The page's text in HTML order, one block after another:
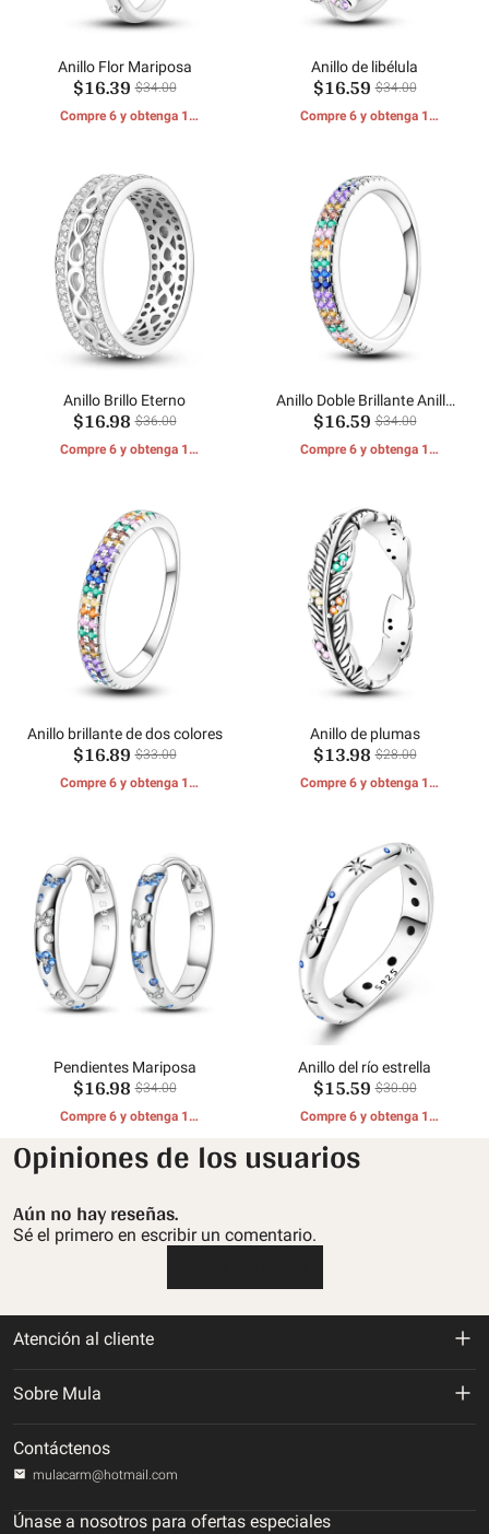
Anillo Flor Mariposa
$16.39 $34.00
Compre 6 y obtenga 1
Anillo de libélula
$16.59 $34.00
Compre 6 y obtenga 1
Anillo Brillo Eterno
$16.98 $36.00
Compre 6 y obtenga 1
Anillo Doble Brillante Anillo
Colorido
$16.59 $34.00
Compre 6 y obtenga 1
Anillo brillante de dos colores
$16.89 $33.00
Compre 6 y obtenga 1
Anillo de plumas
$13.98 $28.00
Compre 6 y obtenga 1
Pendientes Mariposa
$16.98 $34.00
Compre 6 y obtenga 1
Anillo del río estrella
$15.59 $30.00
Compre 6 y obtenga 1
Opiniones de los usuarios
Aún no hay reseñas.
Sé el primero en escribir un comentario.
Atención al cliente
Política de privacidad
Términos de servicio
Sobre Mula
Rastrea tu orden
Contáctenos
Contáctenos
mulacarm@hotmail.com
Únase a nosotros para ofertas especiales